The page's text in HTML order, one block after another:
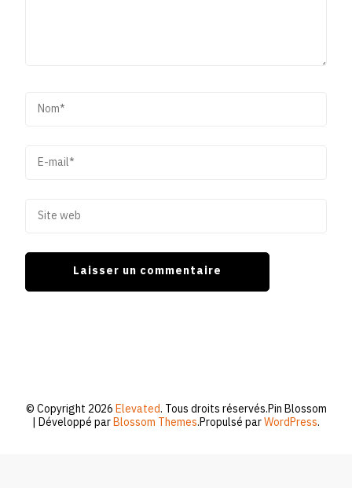
© Copyright 2026Elevated. Tous droits réservés.Pin Blossom
| Développé parBlossom Themes.Propulsé parWordPress.